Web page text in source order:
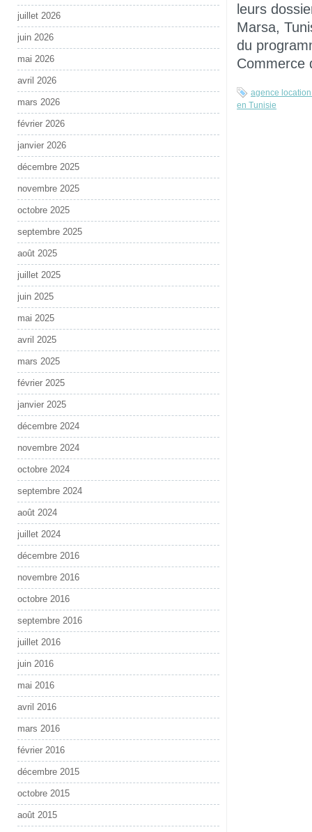
leurs
Marsa,
du
Commerce
agence
en Tunisie
juillet 2026
juin 2026
mai 2026
avril 2026
mars 2026
février 2026
janvier 2026
décembre 2025
novembre 2025
octobre 2025
septembre 2025
août 2025
juillet 2025
juin 2025
mai 2025
avril 2025
mars 2025
février 2025
janvier 2025
décembre 2024
novembre 2024
octobre 2024
septembre 2024
août 2024
juillet 2024
décembre 2016
novembre 2016
octobre 2016
septembre 2016
juillet 2016
juin 2016
mai 2016
avril 2016
mars 2016
février 2016
décembre 2015
octobre 2015
août 2015